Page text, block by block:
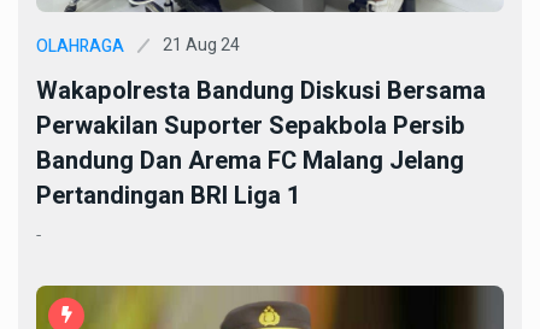
OLAHRAGA 21 Aug 24
Wakapolresta Bandung Diskusi Bersama
Perwakilan Suporter Sepakbola Persib
Bandung Dan Arema FC Malang Jelang
Pertandingan BRI Liga 1
-